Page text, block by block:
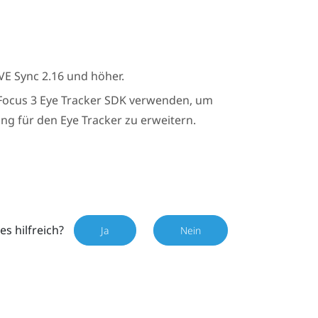
Sync 2.16 und höher.
3 Eye TrackerSDK verwenden, um
für den Eye Tracker zu erweitern.
hilfreich? Ja Nein